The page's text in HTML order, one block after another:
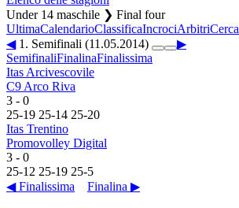
Under 14 maschile ❯ Final four
UltimaCalendarioClassificaIncrociArbitriCerca
◀1. Semifinali (11.05.2014)
▶
SemifinaliFinalinaFinalissima
Itas Arcivescovile
C9 Arco Riva
3 - 0
25-19 25-14 25-20
Itas Trentino
Promovolley Digital
3 - 0
25-12 25-19 25-5
◀ Finalissima
Finalina ▶